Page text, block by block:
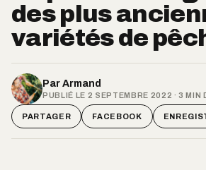
des plus
variétés de
Par Armand
PUBLIÉ LE 2 SEPTEMBRE 2022 · 3 MIN
PARTAGER FACEBOOK